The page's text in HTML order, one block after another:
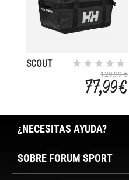
SCOUT
129,99 €
77,99 €
¿NECESITAS AYUDA?
SOBRE FORUM SPORT